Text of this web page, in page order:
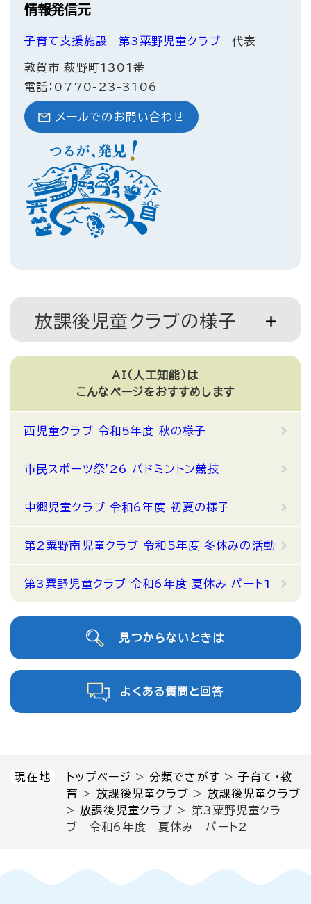
現在地 トップページ >分類でさがす >子育て・教
育 > 放課後児童クラブ > 放課後児童クラブ
>放課後児童クラブ > 第3粟野児童クラ
ブ 令和6年度 夏休み パート2
情報発信元
子育て支援施設 第3粟野児童クラブ 代表
敦賀市 萩野町1301番
電話：0770-23-3106
メールでのお問い合わせ
放課後児童クラブの様子
AI（人工知能）は
こんなページをおすすめします
西児童クラブ 令和5年度 秋の様子
市民スポーツ祭'26 バドミントン競技
中郷児童クラブ 令和6年度 初夏の様子
第2粟野南児童クラブ 令和5年度 冬休みの活動
第3粟野児童クラブ 令和6年度 夏休み パート1
見つからないときは
よくある質問と回答